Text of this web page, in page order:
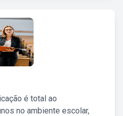
é total ao
no ambiente escolar,